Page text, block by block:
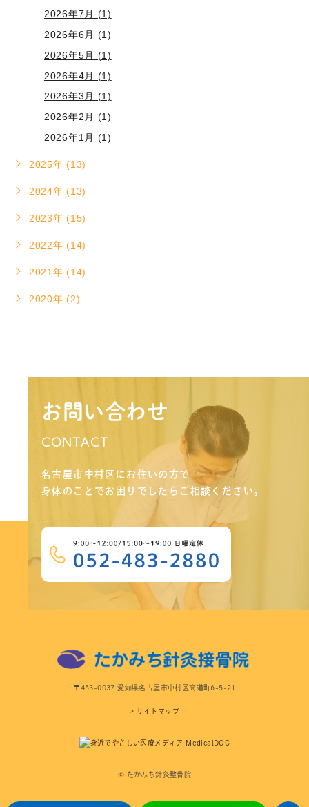
2026年7月 (1)
2026年6月 (1)
2026年5月 (1)
2026年4月 (1)
2026年3月 (1)
2026年2月 (1)
2026年1月 (1)
2025年 (13)
2024年 (13)
2023年 (15)
2022年 (14)
2021年 (14)
2020年 (2)
お問い合わせ
CONTACT
名古屋市中村区にお住いの方で
身体のことでお困りでしたらご相談ください。
〒453-0037 愛知県名古屋市中村区高道町6-5-21
> サイトマップ
© たかみち針灸整骨院